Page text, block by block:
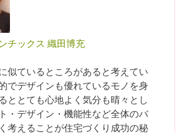
チックス 織田博充
似ているところがあると考えてい
でデザインも優れているモノを身
ととても心地よく気分も晴々とし
・デザイン・機能性など全体のバ
考えることが住宅づくり成功の秘